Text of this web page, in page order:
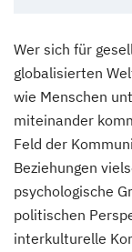
Wer sich für
globalisierten
wie Menschen
miteinander
Feld der
Beziehungen
psychologische
politischen
interkulturelle